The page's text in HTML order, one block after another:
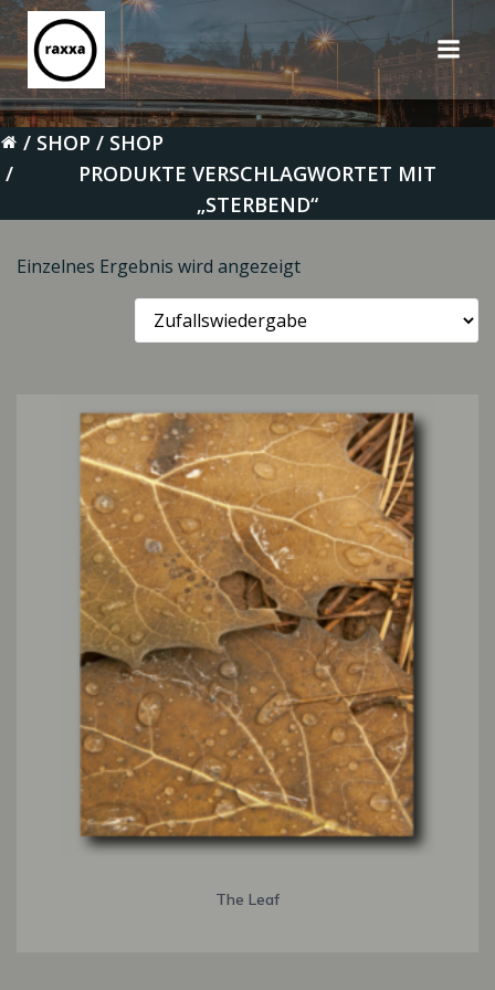
Inhalt
springen
SHOP
SHOP
PRODUKTE VERSCHLAGWORTET MIT
„STERBEND“
Einzelnes Ergebnis wird angezeigt
The Leaf